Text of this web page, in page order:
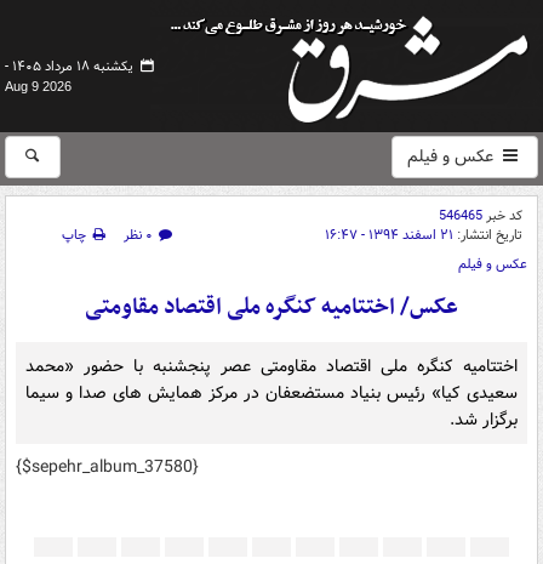
یکشنبه ۱۸ مرداد ۱۴۰۵ -
Aug 9 2026
عکس و فیلم
کد خبر546465
تاریخ انتشار: ۲۱ اسفند ۱۳۹۴ - ۱۶:۴۷ ۰ نظر
چاپ
عکس و فیلم
عکس/ اختتامیه کنگره ملی اقتصاد مقاومتی
اختتامیه کنگره ملی اقتصاد مقاومتی عصر پنجشنبه با حضور «محمد
سعیدی کیا» رئیس بنیاد مستضعفان در مرکز همایش های صدا و سیما
برگزار شد.
{$sepehr_album_37580}